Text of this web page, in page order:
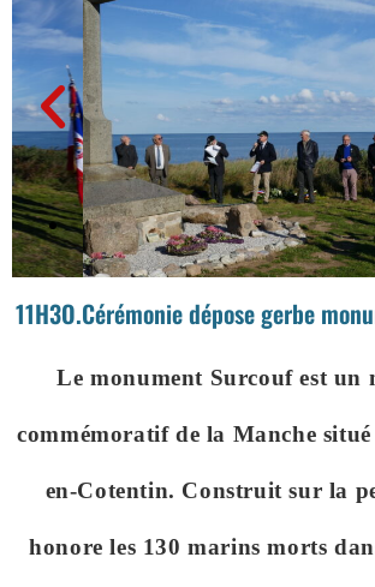
11H3O.Cérémonie dépose gerbe
Le monument Surcouf est un
commémoratif de la Manche
en-Cotentin. Construit sur la
honore les 130 marins morts